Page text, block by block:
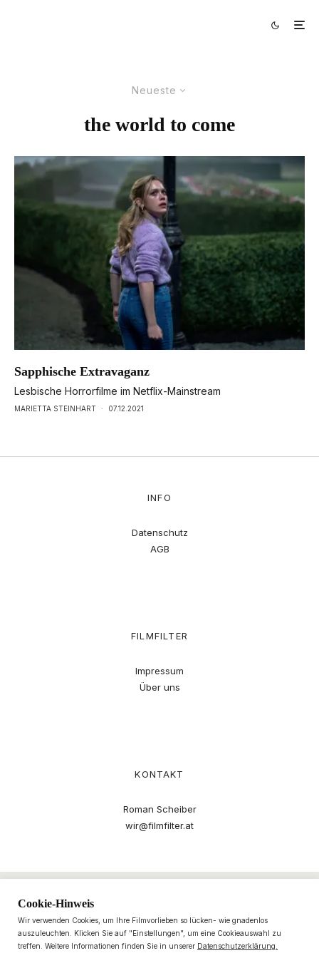
Neueste
the world to come
Sapphische Extravaganz
Lesbische Horrorfilme im Netflix-Mainstream
MARIETTA STEINHART · 07.12.2021
INFO
Datenschutz
AGB
FILMFILTER
Impressum
Über uns
KONTAKT
Roman Scheiber
wir@filmfilter.at
Cookie-Hinweis
Wir verwenden Cookies, um Ihre Filmvorlieben so lücken- wie gnadenlos
auszuleuchten. Klicken Sie auf "Einstellungen", um eine Cookieauswahl zu
treffen. Weitere Informationen finden Sie in unserer Datenschutzerklärung.